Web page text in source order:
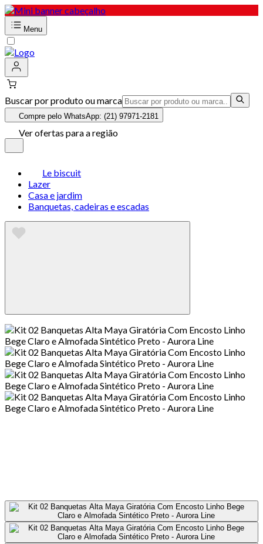
Menu
Buscar por produto ou marca
Compre pelo WhatsApp: (21) 97971-2181
Ver ofertas para a região
Le biscuit
Lazer
Casa e jardim
Banquetas, cadeiras e escadas